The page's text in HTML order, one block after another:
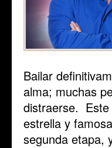
Bailar
alma; muchas
distraerse. Este
estrella y
segunda etapa,